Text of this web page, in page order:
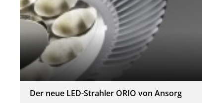
Der neue LED-Strahler ORIO von Ansorg